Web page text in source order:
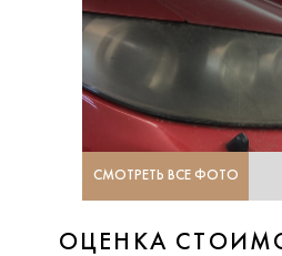
СМОТРЕТЬ ВСЕ ФОТО
ОЦЕНКА